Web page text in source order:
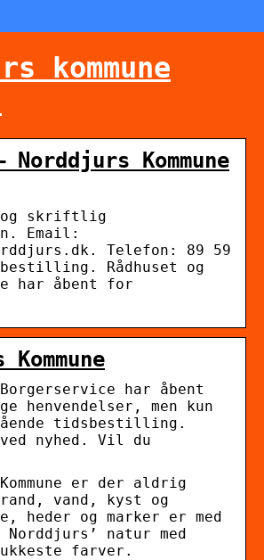
kommune
Kommune
og skriftlig
Email:
Telefon: 89 59
Rådhuset og
har åbent for
har åbent
henvendelser, men kun
tidsbestilling.
nyhed. Vil du
er der aldrig
vand, kyst og
heder og marker er med
natur med
farver.